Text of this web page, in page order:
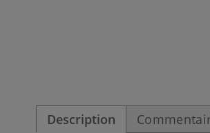
Description